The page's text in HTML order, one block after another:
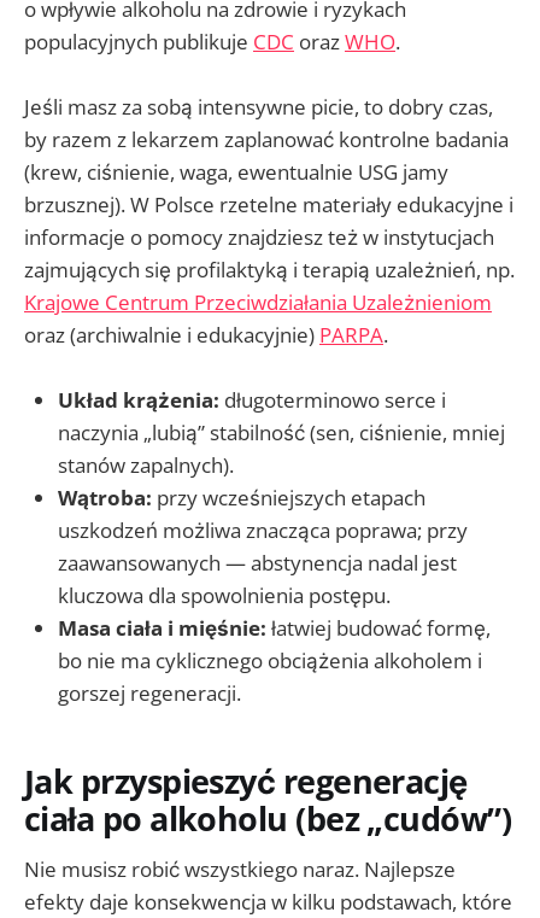
o wpływie alkoholu na zdrowie i ryzykach
populacyjnych publikuje CDC orazWHO.
Jeśli masz za sobą intensywne picie, to dobry czas,
by razem z lekarzem zaplanować kontrolne badania
(krew, ciśnienie, waga, ewentualnie USG jamy
brzusznej). W Polsce rzetelne materiały edukacyjne i
informacje o pomocy znajdziesz też w instytucjach
zajmujących się profilaktyką i terapią uzależnień, np.
Krajowe Centrum Przeciwdziałania Uzależnieniom
oraz (archiwalnie i edukacyjnie) PARPA.
Układ krążenia: długoterminowo serce i
naczynia „lubią” stabilność (sen, ciśnienie, mniej
stanów zapalnych).
Wątroba: przy wcześniejszych etapach
uszkodzeń możliwa znacząca poprawa; przy
zaawansowanych — abstynencja nadal jest
kluczowa dla spowolnienia postępu.
Masa ciała i mięśnie: łatwiej budować formę,
bo nie ma cyklicznego obciążenia alkoholem i
gorszej regeneracji.
Jak przyspieszyć regenerację
ciała po alkoholu (bez „cudów”)
Nie musisz robić wszystkiego naraz. Najlepsze
efekty daje konsekwencja w kilku podstawach, które